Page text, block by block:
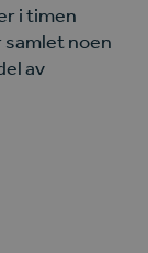
i timen
samlet noen
av